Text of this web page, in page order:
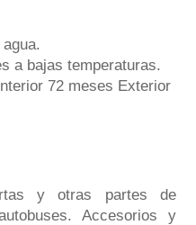
a bajas temperaturas.
72 meses Exterior
y otras partes de
Accesorios y